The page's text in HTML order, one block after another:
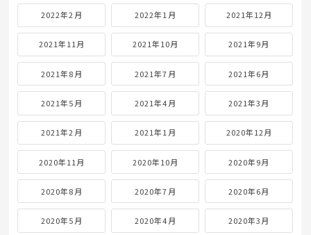
2022年2月 2022年1月 2021年12月
2021年11月 2021年10月 2021年9月
2021年8月 2021年7月 2021年6月
2021年5月 2021年4月 2021年3月
2021年2月 2021年1月 2020年12月
2020年11月 2020年10月 2020年9月
2020年8月 2020年7月 2020年6月
2020年5月 2020年4月 2020年3月